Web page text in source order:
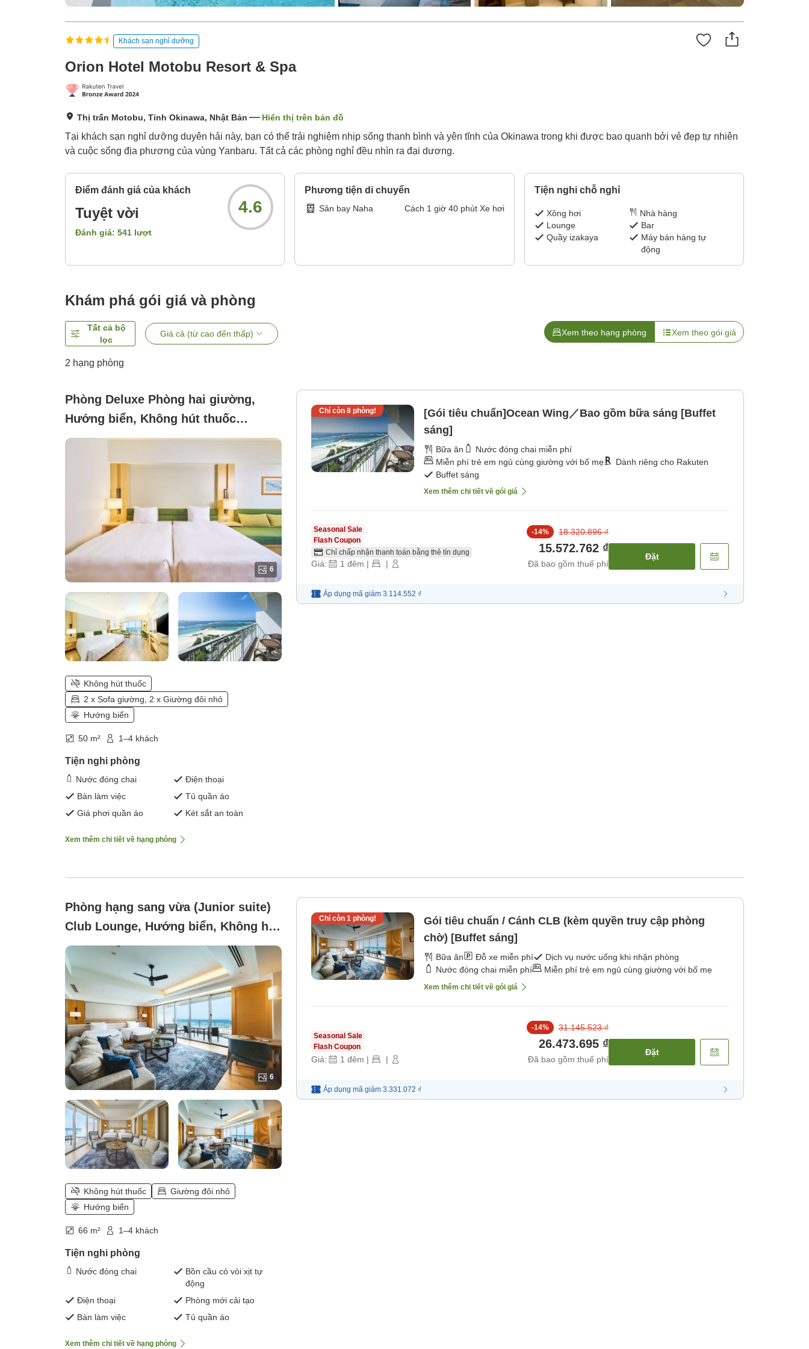
Khách sạn nghỉ dưỡng
Orion Hotel Motobu Resort & Spa
Thị trấn Motobu, Tỉnh Okinawa, Nhật Bản Hiển thị trên bản đồ
Tại khách sạn nghỉ dưỡng duyên hải này, bạn có thể trải nghiệm nhịp sống thanh bình và yên tĩnh của Okinawa trong khi được bao quanh bởi vẻ đẹp tự nhiên
và cuộc sống địa phương của vùng Yanbaru. Tất cả các phòng nghỉ đều nhìn ra đại dương.
Điểm đánh giá của khách
Tuyệt vời
Đánh giá: 541 lượt
4.6
Phương tiện di chuyển
Sân bay Naha Cách 1 giờ 40phút Xe hơi
Tiện nghi chỗ nghỉ
Xông hơi
Nhà hàng
Lounge
Bar
Quầy izakaya
Máy bán hàng tự
động
Khám phá gói giá và phòng
Tất cả bộ
lọc
Giá cả (từ cao đến thấp) Xem theo hạng phòng Xem theo gói giá
2 hạng phòng
Phòng Deluxe Phòng hai giường,
Hướng biển, Không hút thuốc
([Ocean Wing]Ocean Twin)
6
Không hút thuốc
2 x Sofa giường, 2 x Giường đôi nhỏ
Hướng biển
50 m² 1–4 khách
Tiện nghi phòng
Nước đóng chai
Điện thoại
Bàn làm việc
Tủ quần áo
Giá phơi quần áo
Két sắt an toàn
Xem thêm chi tiết về hạng phòng
Chỉ còn 8phòng!
[Gói tiêu chuẩn]Ocean Wing／Bao gồm bữa sáng [Buffet
sáng]
Bữa ăn
Nước đóng chai miễn phí
Miễn phí trẻ em ngủ cùng giường với bố mẹ
Dành riêng cho Rakuten
Buffet sáng
Xem thêm chi tiết về gói giá
Seasonal Sale
Flash Coupon
Chỉ chấp nhận thanh toán bằng thẻ tín dụng
Giá: 1 đêm | |
-14% 18.320.896 ₫
15.572.762 ₫
Đã bao gồm thuế phí
Đặt
Áp dụng mã giảm 3.114.552 ₫
Phòng hạng sang vừa (Junior suite)
Club Lounge, Hướng biển, Không hút
thuốc ([Cánh Câu Lạc Bộ]Junior
Suite)
6
Không hút thuốc
Giường đôi nhỏ
Hướng biển
66 m² 1–4 khách
Tiện nghi phòng
Nước đóng chai
Bồn cầu có vòi xịt tự
động
Điện thoại
Phòng mới cải tạo
Bàn làm việc
Tủ quần áo
Xem thêm chi tiết về hạng phòng
Chỉ còn 1phòng!
Gói tiêu chuẩn / Cánh CLB (kèm quyền truy cập phòng
chờ) [Buffet sáng]
Bữa ăn Đỗ xe miễn phí
Dịch vụ nước uống khi nhận phòng
Nước đóng chai miễn phí
Miễn phí trẻ em ngủ cùng giường với bố mẹ
Xem thêm chi tiết về gói giá
Seasonal Sale
Flash Coupon
Giá: 1 đêm | |
-14% 31.145.523 ₫
26.473.695 ₫
Đã bao gồm thuế phí
Đặt
Áp dụng mã giảm 3.331.072 ₫